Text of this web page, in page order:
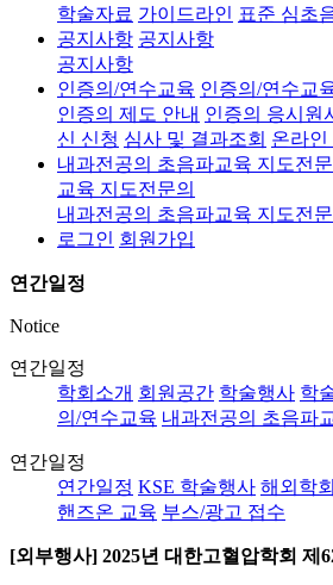
학술자료 가이드라인 표준 심초
공지사항 공지사항
공지사항
인증의/연수교육 인증의/연수교
인증의 제도 안내 인증의 응시원
신 신청 심사 및 결과조회 온라인
내과전공의 초음파교육 지도전문
교육 지도전문의
내과전공의 초음파교육 지도전문
로그인 회원가입
연간일정
Notice
연간일정
학회소개 회원공간 학술행사 학
의/연수교육 내과전공의 초음파
연간일정
연간일정 KSE 학술행사 해외학
핸즈온 교육 부스/광고 접수
[외부행사] 2025년 대한고혈압학회 제